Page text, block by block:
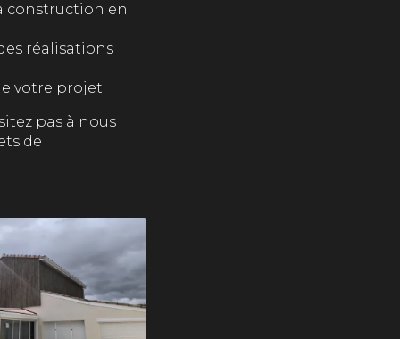
construction en
réalisations
votre projet.
pas à nous
de